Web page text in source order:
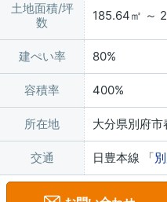
土地面積/坪
数
185.64㎡ ～
建ぺい率 80%
容積率 400%
所在地 大分県別府市
交通 日豊本線 「